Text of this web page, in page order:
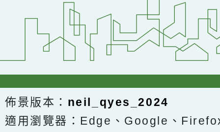
佈景版本： neil_qyes_2024
適用瀏覽器：Edge、Google、